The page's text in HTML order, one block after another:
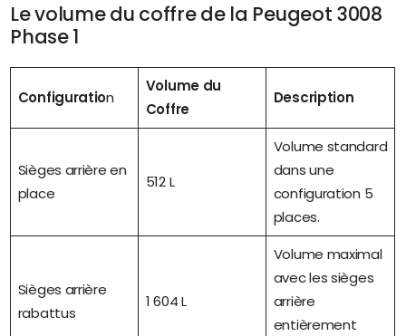
Le volume du coffre de la Peugeot 3008
Phase 1
Configuration
Volume du
Coffre
Description
Sièges arrière en
place
512 L
Volume standard
dans une
configuration 5
places.
Sièges arrière
rabattus
1 604 L
Volume maximal
avec les sièges
arrière
entièrement